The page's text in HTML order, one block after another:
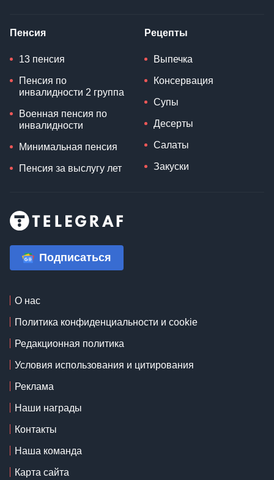
Пенсия
13 пенсия
Пенсия по
инвалидности 2 группа
Военная пенсия по
инвалидности
Минимальная пенсия
Пенсия за выслугу лет
Рецепты
Выпечка
Консервация
Супы
Десерты
Салаты
Закуски
Подписаться
О нас
Политика конфиденциальности и cookie
Редакционная политика
Условия использования и цитирования
Реклама
Наши награды
Контакты
Наша команда
Карта сайта